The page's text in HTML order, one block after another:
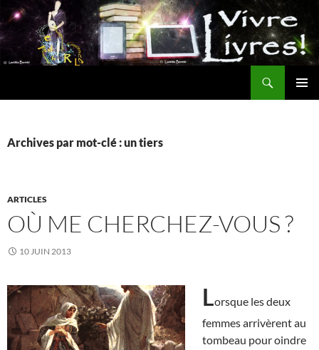
Aller
au
contenu
Archives par mot-clé : un tiers
ARTICLES
OÙ ME CHERCHEZ-VOUS ?
10 JUIN 2013
Lorsque les deux
femmes arrivèrent au
tombeau pour oindre